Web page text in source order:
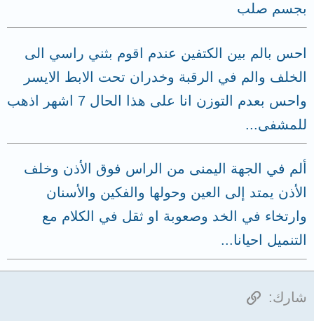
بجسم صلب
احس بالم بين الكتفين عندم اقوم بثني راسي الى
الخلف والم في الرقبة وخدران تحت الابط الايسر
واحس بعدم التوزن انا على هذا الحال 7 اشهر اذهب
للمشفى...
ألم في الجهة اليمنى من الراس فوق الأذن وخلف
الأذن يمتد إلى العين وحولها والفكين والأسنان
وارتخاء في الخد وصعوبة او ثقل في الكلام مع
التنميل احيانا...
شارك: الرابط